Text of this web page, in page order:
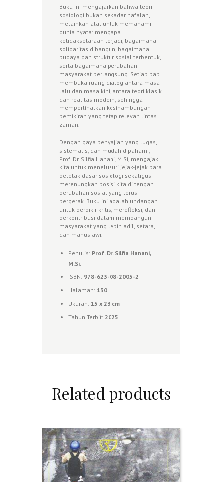
Buku ini mengajarkan bahwa teori
sosiologi bukan sekadar hafalan,
melainkan alat untuk memahami
dunia nyata: mengapa
ketidaksetaraan terjadi, bagaimana
solidaritas dibangun, bagaimana
budaya dan struktur sosial terbentuk,
serta bagaimana perubahan
masyarakat berlangsung. Setiap bab
membuka ruang dialog antara masa
lalu dan masa kini, antara teori klasik
dan realitas modern, sehingga
memperlihatkan kesinambungan
pemikiran yang tetap relevan lintas
zaman.
Dengan gaya penyajian yang lugas,
sistematis, dan mudah dipahami,
Prof. Dr. Silfia Hanani, M.Si, mengajak
kita untuk menelusuri jejak-jejak para
peletak dasar sosiologi sekaligus
merenungkan posisi kita di tengah
perubahan sosial yang terus
bergerak. Buku ini adalah undangan
untuk berpikir kritis, merefleksi, dan
berkontribusi dalam membangun
masyarakat yang lebih adil, setara,
dan manusiawi.
Penulis: Prof. Dr. Silfia Hanani,
M.Si.
ISBN: 978-623-08-2005-2
Halaman: 130
Ukuran: 15 x 23 cm
Tahun Terbit: 2025
Related products